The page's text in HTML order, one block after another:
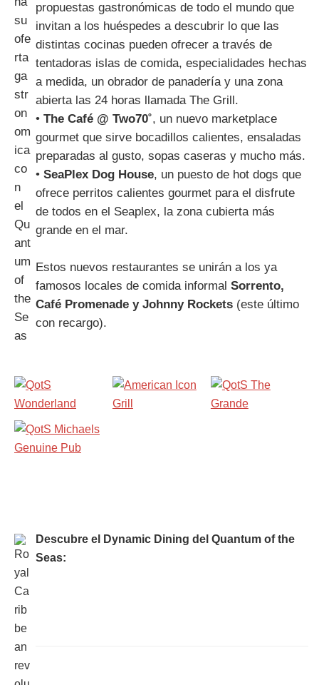
propuestas gastronómicas de todo el mundo que
invitan a los huéspedes a descubrir lo que las
distintas cocinas pueden ofrecer a través de
tentadoras islas de comida, especialidades hechas
a medida, un obrador de panadería y una zona
abierta las 24 horas llamada The Grill.
• The Café @ Two70˚, un nuevo marketplace
gourmet que sirve bocadillos calientes, ensaladas
preparadas al gusto, sopas caseras y mucho más.
• SeaPlex Dog House, un puesto de hot dogs que
ofrece perritos calientes gourmet para el disfrute
de todos en el Seaplex, la zona cubierta más
grande en el mar.
Estos nuevos restaurantes se unirán a los ya
famosos locales de comida informal Sorrento,
Café Promenade y Johnny Rockets (este último
con recargo).
Descubre el Dynamic Dining del Quantum of the
Seas: